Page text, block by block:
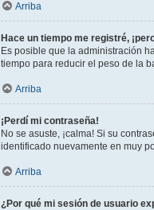
Arriba
Hace un tiempo me registré,
Es posible que la administración
tiempo para reducir el peso de la
Arriba
¡Perdí mi contraseña!
No se asuste, ¡calma! Si su
identificado nuevamente en muy
Arriba
¿Por qué mi sesión de usuario